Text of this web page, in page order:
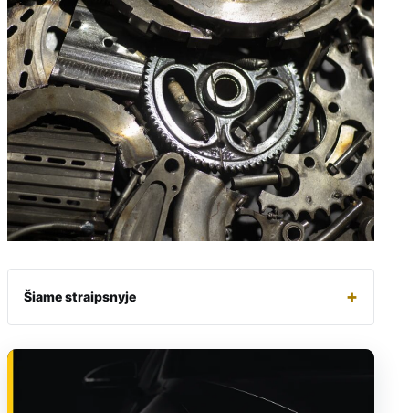
Šiame straipsnyje +